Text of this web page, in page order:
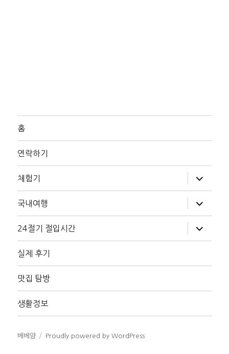
홈
연락하기
체험기
위
메
확
장
국내여행
위
메
확
장
24절기 절입시간
위
메
장
실제 후기
맛집 탐방
생활정보
베베얌 Proudly powered by WordPress